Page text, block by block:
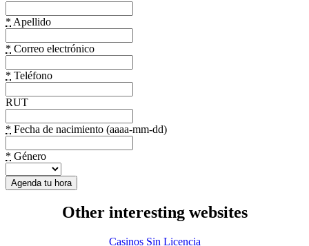
* Apellido
* Correo electrónico
* Teléfono
RUT
* Fecha de nacimiento (aaaa-mm-dd)
* Género
Other interesting websites
Casinos Sin Licencia